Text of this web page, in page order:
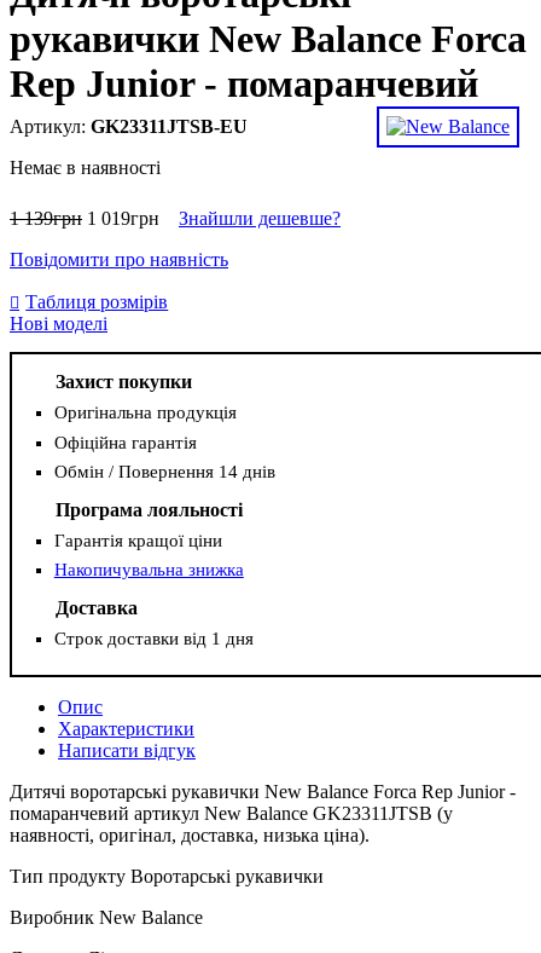
рукавички New Balance Forca
Rep Junior - помаранчевий
GK23311JTSB-EU
Немає в наявності
1 139грн 1 019грн
Знайшли дешевше?
Повідомити про наявність
Таблиця розмірів
Нові моделі
Захист покупки
Оригінальна продукція
Офіційна гарантія
Обмін / Повернення 14 днів
Програма лояльності
Гарантія кращої ціни
Накопичувальна знижка
Доставка
Строк доставки від 1 дня
Опис
Характеристики
Написати відгук
Дитячі воротарські рукавички New Balance Forca Rep Junior -
помаранчевий артикул New Balance GK23311JTSB (у
наявності, оригінал, доставка, низька ціна).
Тип продукту Воротарські рукавички
Виробник New Balance